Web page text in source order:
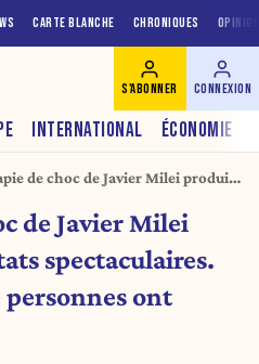
CARTE BLANCHE CHRONIQUES
INTERNATIONAL ÉCONOMIE
S'ABONNER CONNEXION
de choc de Javier Milei produits
personnes ont quitté la
de Javier Milei
spectaculaires.
ont